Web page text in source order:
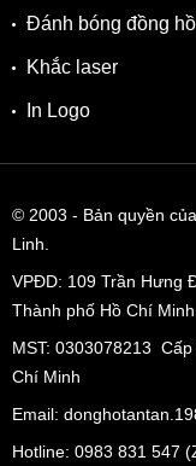
Đánh bóng đồng hồ
Khắc laser
In Logo
© 2003 - Bản quyền
Linh.
VPĐD: 109 Trần Hưng
Thành phố Hồ Chí Minh
MST: 0303078213
Chí Minh
Email:
Hotline: 0983 831 547